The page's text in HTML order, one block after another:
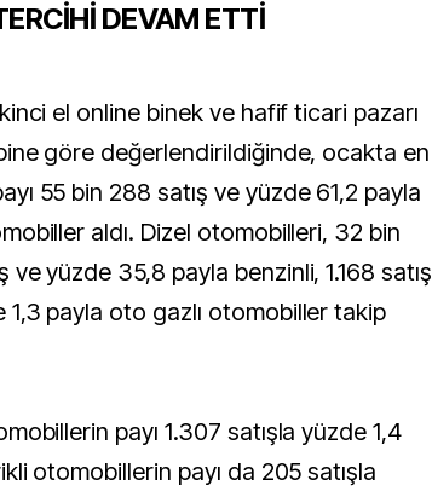
DEVAM ETTİ
el online binek ve hafif ticari pazarı
göre değerlendirildiğinde, ocakta en
55 bin 288 satış ve yüzde 61,2 payla
aldı. Dizel otomobilleri, 32 bin
ve yüzde 35,8 payla benzinli, 1.168 satış
1,3 payla oto gazlı otomobiller takip
payı 1.307 satışla yüzde 1,4
otomobillerin payı da 205 satışla